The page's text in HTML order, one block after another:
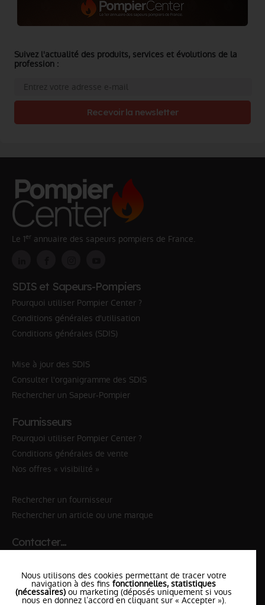
Suivez l'actualité des produits, services et évolutions de la
profession :
Recevoir la newsletter
Le 1er annuaire des sapeurs pompiers de France.
SDIS et Sapeurs-Pompiers
Pourquoi utiliser Pompier Center ?
Conditions générales d'utilisation
Conditions générales (SDIS)
Mise à jour des SDIS
Consulter l'organigramme des SDIS
Rechercher un Sapeur-Pompier
Fournisseurs
Pourquoi utiliser Pompier Center ?
Conditions générales de vente
Nos offres « visibilité »
Rechercher un fournisseur
Rechercher un article ou une marque
Contacter…
✆ 18№National Sapeurs-Pompiers
Nous utilisons des cookies permettant de tracer votre
navigation à des fins fonctionnelles, statistiques
(nécessaires) ou marketing (déposés uniquement si vous
nous en donnez l’accord en cliquant sur « Accepter »).